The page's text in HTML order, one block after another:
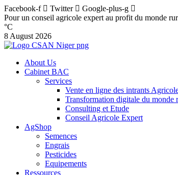
Facebook-f Twitter
Google-plus-g
Pour un conseil agricole expert au profit du monde
°C
8 August 2026
About Us
Cabinet BAC
Services
Vente en ligne des intrants
Transformation digitale du monde
Consulting et Etude
Conseil Agricole Expert
AgShop
Semences
Engrais
Pesticides
Equipements
Ressources